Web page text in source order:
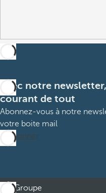
Avec notre
courant de tout
Abonnez-vous à notre
votre boite mail
M’abonner
Groupe